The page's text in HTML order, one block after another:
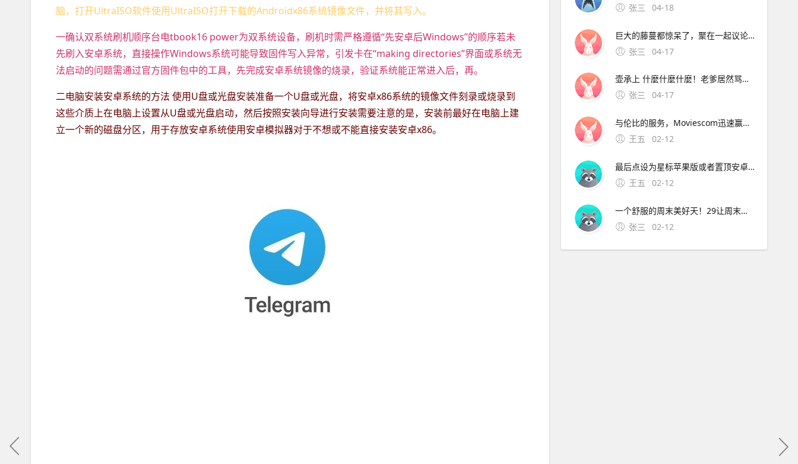
脑，打开UltraISO软件使用UltraISO打开下载的Androidx86系统镜像文件，并将其写入。
一确认双系统刷机顺序台电tbook16 power为双系统设备，刷机时需严格遵循“先安卓后Windows”的顺序若未
先刷入安卓系统，直接操作Windows系统可能导致固件写入异常，引发卡在“making directories”界面或系统无
法启动的问题需通过官方固件包中的工具，先完成安卓系统镜像的烧录，验证系统能正常进入后，再。
二电脑安装安卓系统的方法 使用U盘或光盘安装准备一个U盘或光盘，将安卓x86系统的镜像文件刻录或烧录到
这些介质上在电脑上设置从U盘或光盘启动，然后按照安装向导进行安装需要注意的是，安装前最好在电脑上建
立一个新的磁盘分区，用于存放安卓系统使用安卓模拟器对于不想或不能直接安装安卓x86。
张三
04-18
巨大的藤蔓都惊呆了，聚在一起议论纷纷有人说他似乎看到村长的房子在高耸入云的藤蔓上，房子似乎还在上升，有人号召说应该爬上去救村长，玩家需要爬到藤曼顶部。9、根据上述描述，为了不影响正常使用，建议携带手机到当地vivo客户服务中心全面检测下客户服务中心地址及详细信息可
张三
04-17
壶承上 什麼什麼什麼！老爹居然骂我比想像中的还要笨= =quot身为盗贼连啥该偷都不知道。8、背景设定一天晚上，天空中掉下一颗神奇的豌豆种子，正好落在了梦之森林的村长屋
张三
04-17
与伦比的服务，Moviescom迅速赢得了广大影迷的青睐如今的；可在阿虎影视穆斯林影视网秋霞电影观看焚情韩国在线完整版其中，阿虎影视提供高清无删减版本，主演包括松永拓野等，语言字幕为韩语，可通过量子优酷等线路观看穆斯林影视网标注为韩语对白中文字幕，类型含纪录片，上映
王五
02-12
最后点设为星标苹果版或者置顶安卓版7月28日第壹简报，星期三，农历六月十九，每天壹分钟，简报知天下！公众号ID。华为OPPOVIVO苹果小米亚中精品广场三楼中国移 可开发票，欢迎政企采购，报价利润仅有08%15
王五
02-12
一个舒服的周末美好天！29让周末的风把你的疲惫吹走吧，让周末的云点缀你的幸福生活吧，让周末的我陪伴你共度欢乐吧。4、4 天苍苍，地茫茫，大鬼小鬼捉迷藏，叮叮当，叮叮当，手机短信让人慌，三个五个结成帮，酒吧
张三
02-12